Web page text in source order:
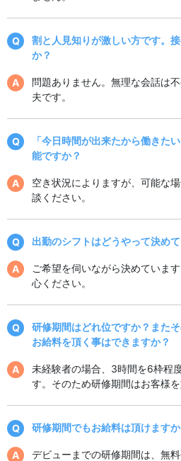
割と人見知りが激しい方です。
か？
問題ありません。無理な会話は
夫です。
「今日時間が出来たから働きた
能ですか？
空き状況によりますが、可能な
談ください。
出勤のシフトはどうやって決め
ご希望を伺いながら決めていま
心ください。
研修期間はどれ位ですか？また
お給料を頂く事はできますか？
未経験者の場合、3時間を6枠程
す。そのため研修期間はお客様
研修期間でもお給料は頂けますか
デビューまでの研修期間は、無料